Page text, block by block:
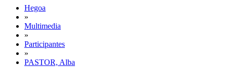
Hegoa
»
Multimedia
»
Participantes
»
PASTOR, Alba